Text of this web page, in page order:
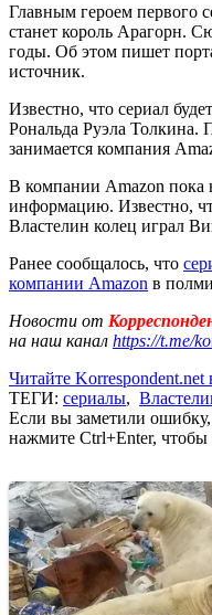
Главным героем первого
станет король Арагорн.
годы. Об этом пишет
источник.
Известно, что сериал
Рональда Руэла Толкина.
занимается компания
В компании Amazon
информацию. Известно,
Властелин колец играл
Ранее сообщалось, что
компании Amazon в
Новости от
на наш канал https://t.me/
Читайте Korrespondent.net
ТЕГИ: сериалы,
Если вы заметили
нажмите Ctrl+Enter,